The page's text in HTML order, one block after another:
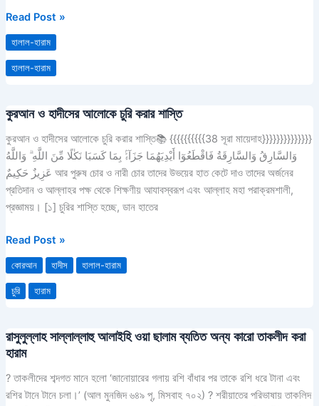
Read Post »
হালাল-হারাম
হালাল-হারাম
কুরআন ও হাদীসের আলোকে চুরি করার শাস্তি
কুরআন ও হাদীসের আলোকে চুরি করার শাস্তি📚 {{{{{{{{{{38 সূরা মায়েদাহ}}}}}}}}}}}}}}
وَالسَّارِقُ وَالسَّارِقَةُ فَاقْطَعُوٓا أَيْدِيَهُمَا جَزَآءًۢ بِمَا كَسَبَا نَكٰلًا مِّنَ اللَّهِ ۗ وَاللَّهُ
عَزِيزٌ حَكِيمٌ আর পুরুষ চোর ও নারী চোর তাদের উভয়ের হাত কেটে দাও তাদের অর্জনের
প্রতিদান ও আল্লাহর পক্ষ থেকে শিক্ষণীয় আযাবস্বরূপ এবং আল্লাহ মহা পরাক্রমশালী,
প্রজ্ঞাময়। [১] চুরির শাস্তি হচ্ছে, ডান হাতের
কুরআন
হাদীসের
আলোকে
চুরি
করার
শাস্তি
Read Post »
কোরআন হাদীস হালাল-হারাম
চুরি হারাম
রাসুলুল্লাহ সাল্লাল্লাহু আলাইহি ওয়া ছালাম ব্যতিত অন্য কারো তাকলীদ করা
হারাম
? তাকলীদের শব্দগত মানে হলো ‘জানোয়ারের গলায় রশি বাঁধার পর তাকে রশি ধরে টানা এবং
রশির টানে টানে চলা।’ (আল মুনজিদ ৬৪৯ পৃ, মিসবাহ ৭০২) ? শরীয়াতের পরিভাষায় তাকলিদ
রাসুলুল্লাহ
সাল্লাল্লাহু
আলাইহি
ওয়া